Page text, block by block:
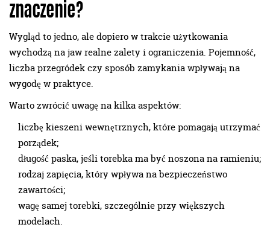
znaczenie?
Wygląd to jedno, ale dopiero w trakcie użytkowania
wychodzą na jaw realne zalety i ograniczenia. Pojemność,
liczba przegródek czy sposób zamykania wpływają na
wygodę w praktyce.
Warto zwrócić uwagę na kilka aspektów:
liczbę kieszeni wewnętrznych, które pomagają utrzymać
porządek;
długość paska, jeśli torebka ma być noszona na ramieniu;
rodzaj zapięcia, który wpływa na bezpieczeństwo
zawartości;
wagę samej torebki, szczególnie przy większych
modelach.